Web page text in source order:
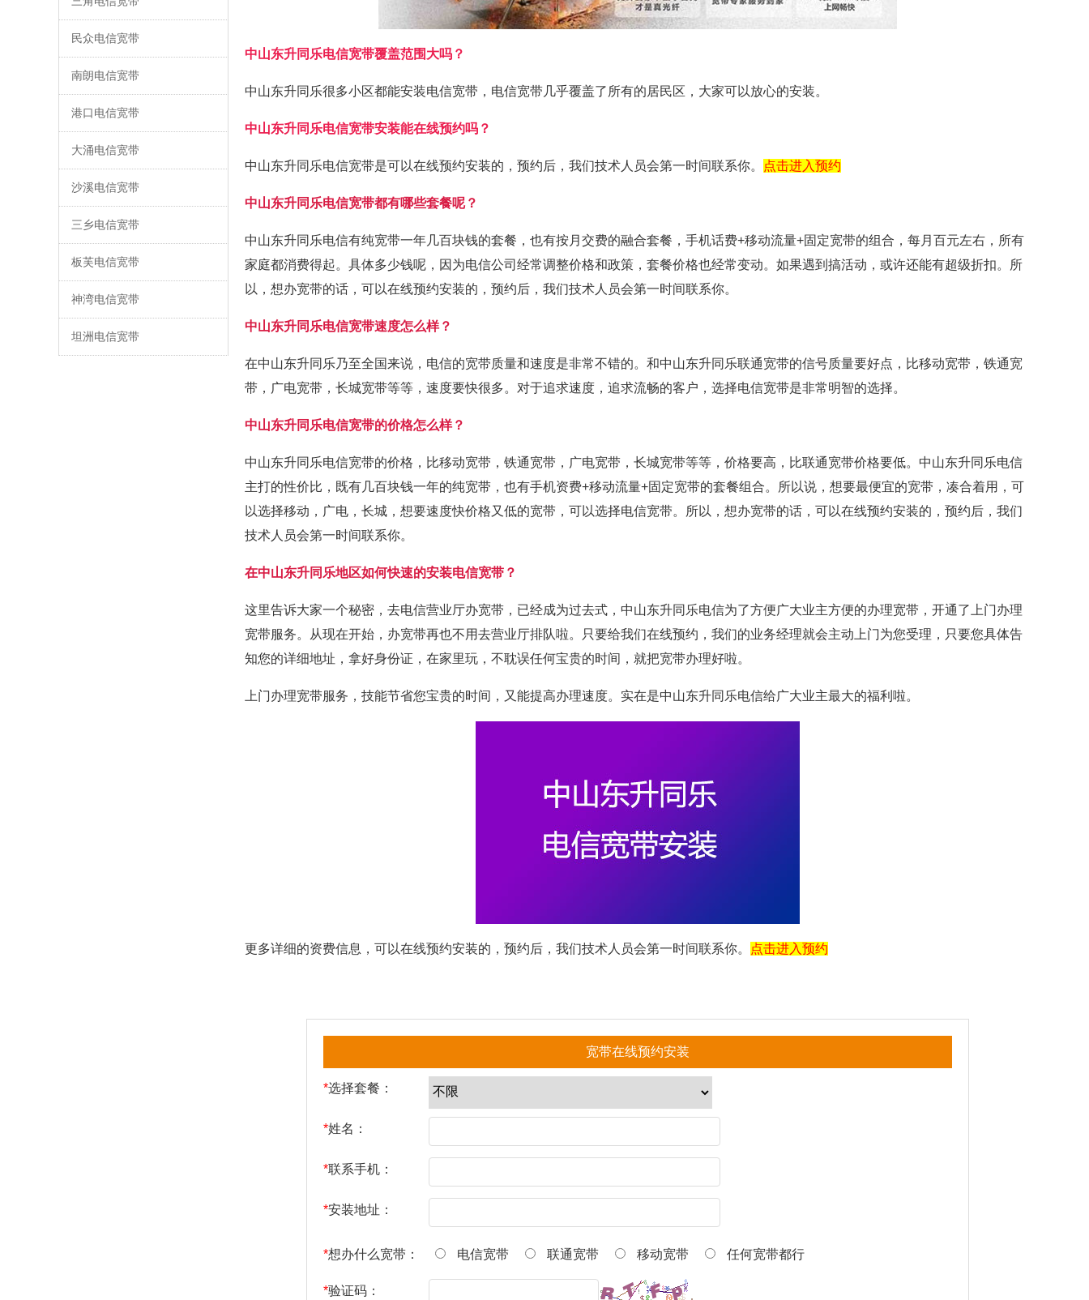
民众电信宽带
南朗电信宽带
港口电信宽带
大涌电信宽带
沙溪电信宽带
三乡电信宽带
板芙电信宽带
神湾电信宽带
坦洲电信宽带
中山东升同乐电信宽带覆盖范围大吗？
中山东升同乐很多小区都能安装电信宽带，电信宽带几乎覆盖了所有的居民区，大家可以放心的安装。
中山东升同乐电信宽带安装能在线预约吗？
中山东升同乐电信宽带是可以在线预约安装的，预约后，我们技术人员会第一时间联系你。 点击进入预约
中山东升同乐电信宽带都有哪些套餐呢？
中山东升同乐电信有纯宽带一年几百块钱的套餐，也有按月交费的融合套餐，手机话费+移动流量+固定宽带的组合，每月百元左右，所有
家庭都消费得起。具体多少钱呢，因为电信公司经常调整价格和政策，套餐价格也经常变动。如果遇到搞活动，或许还能有超级折扣。所
以，想办宽带的话，可以在线预约安装的，预约后，我们技术人员会第一时间联系你。
中山东升同乐电信宽带速度怎么样？
在中山东升同乐乃至全国来说，电信的宽带质量和速度是非常不错的。和中山东升同乐联通宽带的信号质量要好点，比移动宽带，铁通宽
带，广电宽带，长城宽带等等，速度要快很多。对于追求速度，追求流畅的客户，选择电信宽带是非常明智的选择。
中山东升同乐电信宽带的价格怎么样？
中山东升同乐电信宽带的价格，比移动宽带，铁通宽带，广电宽带，长城宽带等等，价格要高，比联通宽带价格要低。中山东升同乐电信
主打的性价比，既有几百块钱一年的纯宽带，也有手机资费+移动流量+固定宽带的套餐组合。所以说，想要最便宜的宽带，凑合着用，可
以选择移动，广电，长城，想要速度快价格又低的宽带，可以选择电信宽带。所以，想办宽带的话，可以在线预约安装的，预约后，我们
技术人员会第一时间联系你。
在中山东升同乐地区如何快速的安装电信宽带？
这里告诉大家一个秘密，去电信营业厅办宽带，已经成为过去式，中山东升同乐电信为了方便广大业主方便的办理宽带，开通了上门办理
宽带服务。从现在开始，办宽带再也不用去营业厅排队啦。只要给我们在线预约，我们的业务经理就会主动上门为您受理，只要您具体告
知您的详细地址，拿好身份证，在家里玩，不耽误任何宝贵的时间，就把宽带办理好啦。
上门办理宽带服务，技能节省您宝贵的时间，又能提高办理速度。实在是中山东升同乐电信给广大业主最大的福利啦。
更多详细的资费信息，可以在线预约安装的，预约后，我们技术人员会第一时间联系你。 点击进入预约
宽带在线预约安装
*选择套餐：
*姓名：
*联系手机：
*安装地址：
*想办什么宽带： 电信宽带 联通宽带 移动宽带 任何宽带都行
*验证码：